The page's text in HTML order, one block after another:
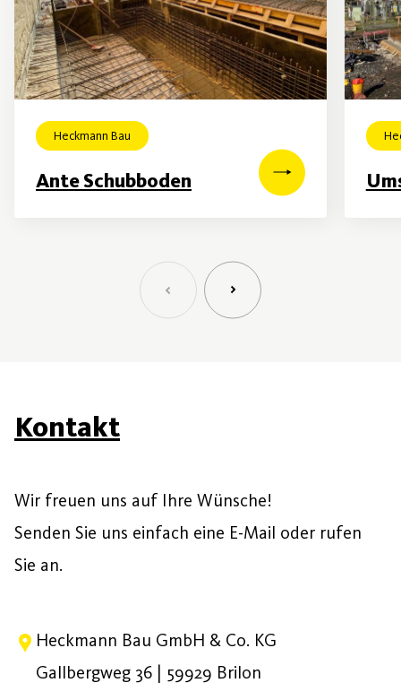
Heckmann Bau
Ante Schubboden
Kontakt
Wir freuen uns auf Ihre Wünsche!
Senden Sie uns einfach eine E-Mail oder rufen
Sie an.
Heckmann Bau GmbH & Co. KG
Gallbergweg 36 | 59929 Brilon